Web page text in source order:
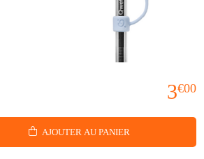
3€00
AJOUTER AU PANIER